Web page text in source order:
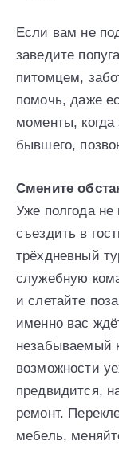
Если вам не
заведите
питомцем,
помочь, даже
моменты, когда
бывшего,
Смените
Уже полгода
съездить в
трёхдневный
служебную
и слетайте
именно вас
незабываемый
возможности
предвидится,
ремонт.
мебель,